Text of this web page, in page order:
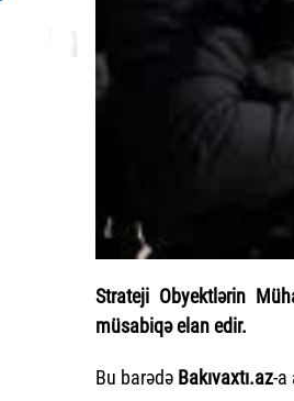
Strateji Obyektlərin
müsabiqə elan edir.
Bu barədə Bakıvaxtı.az-a